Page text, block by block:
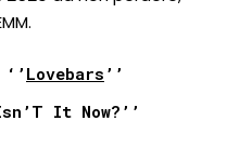
‘’ Lovebars ’’
It Now?’’